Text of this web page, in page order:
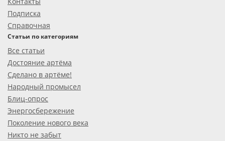
Подписка
Справочная
Статьи по категориям
Все статьи
Достояние артёма
Сделано в артёме!
Народный промысел
Блиц-опрос
Энергосбережение
Поколение нового века
Никто не забыт